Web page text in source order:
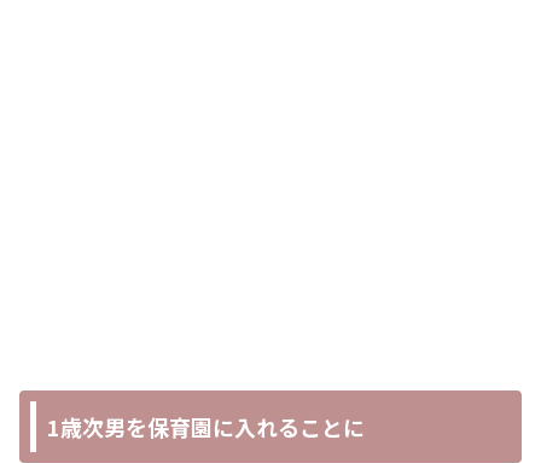
1歳次男を保育園に入れることに